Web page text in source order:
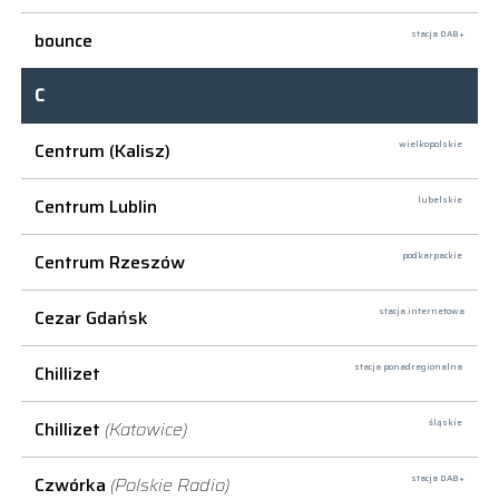
bounce stacja DAB+
C
Centrum (Kalisz)
wielkopolskie
Centrum Lublin lubelskie
Centrum Rzeszów podkarpackie
Cezar Gdańsk stacja internetowa
Chillizet stacja ponadregionalna
Chillizet (Katowice) śląskie
Czwórka (Polskie Radio) stacja DAB+